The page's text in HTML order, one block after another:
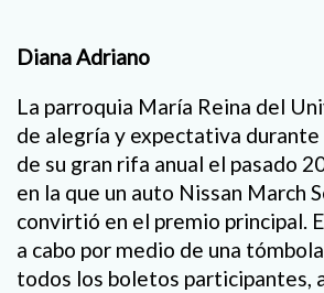
Diana Adriano
La parroquia María Reina del
de alegría y expectativa durante
de su gran rifa anual el pasado
en la que un auto Nissan March
convirtió en el premio principal.
a cabo por medio de una
todos los boletos participantes,